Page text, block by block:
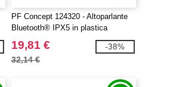
PF Concept 124320 - Altoparlante
Bluetooth® IPX5 in plastica
riciclata da 5 W Stark 2.0
19,81 €
32,14 €
-38%